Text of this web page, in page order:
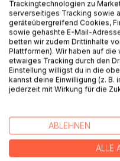
Trägerraketen, die
englische Black Arrow
privatwirtschaftlichen
die deutsche OTRAG-
Die Technik der Raketen
Buches ein. Die
beschriebenen, die
Entwicklungs- und
Träger wird noch einmal
Starts der „Edelstein-
der Diamant, wie auch
Trackingtechnologien zu
serverseitiges Tracking sowie
geräteübergreifend Cookies,
sowie gehashte E-Mail-
betten wir zudem Drittinhalte
Plattformen). Wir haben auf
etwaiges Tracking durch den
Einstellung willigst du in die
kannst deine Einwilligung (z. B.
jederzeit mit Wirkung für die
ABLEHNEN
ALLE